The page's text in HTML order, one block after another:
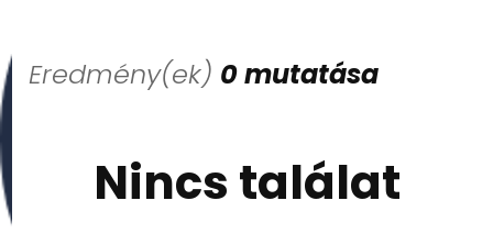
Eredmény(ek) 0 mutatása
Nincs találat